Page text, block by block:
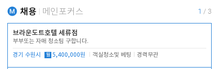
채용 메인포커스 1 / 3
브라운도트호텔 세류점
부부또는 자매 청소팀 구합니다.
경기 수원시 월 5,400,000원 객실청소및 베팅 경력무관